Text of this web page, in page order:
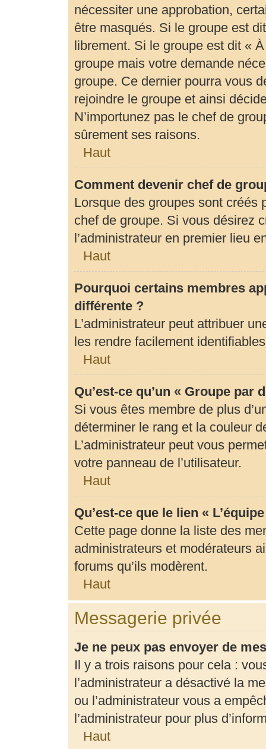
nécessiter une approbation,
être masqués. Si le groupe est
librement. Si le groupe est dit «
groupe mais votre demande
groupe. Ce dernier pourra vous
rejoindre le groupe et ainsi
N’importunez pas le chef de
sûrement ses raisons.
Haut
Comment devenir chef de
Lorsque des groupes sont créés
chef de groupe. Si vous désirez
l’administrateur en premier lieu
Haut
Pourquoi certains membres
différente ?
L’administrateur peut attribuer
les rendre facilement
Haut
Qu’est-ce qu’un « Groupe par
Si vous êtes membre de plus
déterminer le rang et la couleur
L’administrateur peut vous
votre panneau de l’utilisateur.
Haut
Qu’est-ce que le lien «
Cette page donne la liste des
administrateurs et modérateurs
forums qu’ils modèrent.
Haut
Messagerie privée
Je ne peux pas envoyer de
Il y a trois raisons pour cela :
l’administrateur a désactivé la
ou l’administrateur vous a
l’administrateur pour plus
Haut